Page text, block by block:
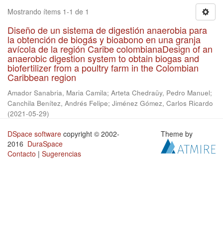
Mostrando ítems 1-1 de 1
Diseño de un sistema de digestión anaerobia para
la obtención de biogás y bioabono en una granja
avícola de la región Caribe colombianaDesign of an
anaerobic digestion system to obtain biogas and
biofertilizer from a poultry farm in the Colombian
Caribbean region
Amador Sanabria, Maria Camila; Arteta Chedraüy, Pedro Manuel;
Canchila Benítez, Andrés Felipe; Jiménez Gómez, Carlos Ricardo
(2021-05-29)
DSpace software copyright © 2002-
2016 DuraSpace
Contacto | Sugerencias
Theme by